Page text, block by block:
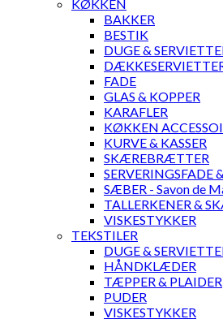
KØKKEN
BAKKER
BESTIK
DUGE &
FADE
GLAS & KOPPER
KARAFLER
KØKKEN
KURVE & KASSER
SKÆREBRÆTTER
SERVERINGSFADE
SÆBER - Savon de
TALLERKENER &
VISKESTYKKER
TEKSTILER
DUGE &
HÅNDKLÆDER
TÆPPER & PLAIDER
PUDER
VISKESTYKKER